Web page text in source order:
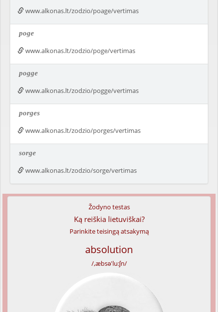
www.alkonas.lt/zodzio/poage/vertimas
poge
www.alkonas.lt/zodzio/poge/vertimas
pogge
www.alkonas.lt/zodzio/pogge/vertimas
porges
www.alkonas.lt/zodzio/porges/vertimas
sorge
www.alkonas.lt/zodzio/sorge/vertimas
Žodyno testas
Ką reiškia lietuviškai?
Parinkite teisingą atsakymą
absolution
/,æbsə'lu:ʃn/